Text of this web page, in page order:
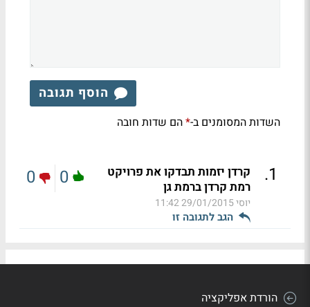
הוסף תגובה
השדות המסומנים ב-*הם שדות חובה
1
.
קרדן יזמות תבדקו את פרויקט
רמת קרדן ברמת גן
יוסי29/01/2015 11:42
הגב לתגובה זו
0
0
הורדת אפליקציה